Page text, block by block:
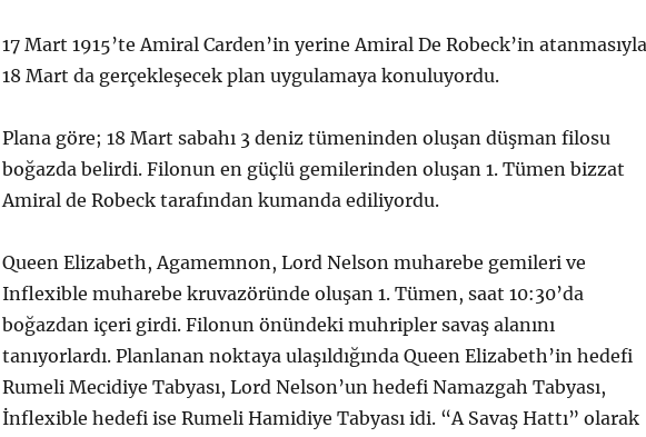
17 Mart 1915’te Amiral Carden’in yerine Amiral De Robeck’in atanmasıyla
18 Mart da gerçekleşecek plan uygulamaya konuluyordu.
Plana göre; 18 Mart sabahı 3 deniz tümeninden oluşan düşman filosu
boğazda belirdi. Filonun en güçlü gemilerinden oluşan 1. Tümen bizzat
Amiral de Robeck tarafından kumanda ediliyordu.
Queen Elizabeth, Agamemnon, Lord Nelson muharebe gemileri ve
Inflexible muharebe kruvazöründe oluşan 1. Tümen, saat 10:30’da
boğazdan içeri girdi. Filonun önündeki muhripler savaş alanını
tanıyorlardı. Planlanan noktaya ulaşıldığında Queen Elizabeth’in hedefi
Rumeli Mecidiye Tabyası, Lord Nelson’un hedefi Namazgah Tabyası,
İnflexible hedefi ise Rumeli Hamidiye Tabyası idi. “A Savaş Hattı” olarak